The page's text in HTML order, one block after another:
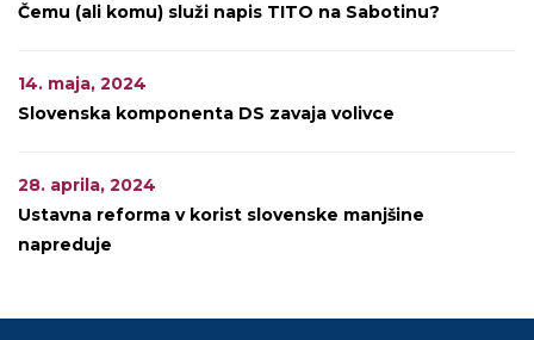
Čemu (ali komu) služi napis TITO na Sabotinu?
14. maja, 2024
Slovenska komponenta DS zavaja volivce
28. aprila, 2024
Ustavna reforma v korist slovenske manjšine
napreduje